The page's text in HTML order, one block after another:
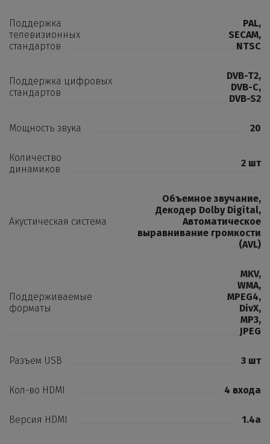
Поддержка
телевизионных
стандартов
PAL,
SECAM,
NTSC
Поддержка цифровых
стандартов
DVB-T2,
DVB-C,
DVB-S2
Мощность звука 20
Количество
динамиков
2 шт
Акустическая система
Объемное звучание,
Декодер Dolby Digital,
Автоматическое
выравнивание громкости
(AVL)
Поддерживаемые
форматы
MKV,
WMA,
MPEG4,
DivX,
MP3,
JPEG
Разъем USB 3 шт
Кол-во HDMI 4 входа
Версия HDMI 1.4а